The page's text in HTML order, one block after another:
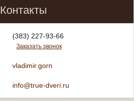
Контакты
(383) 227-93-66
Заказать звонок
vladimir.gorn
info@true-dveri.ru